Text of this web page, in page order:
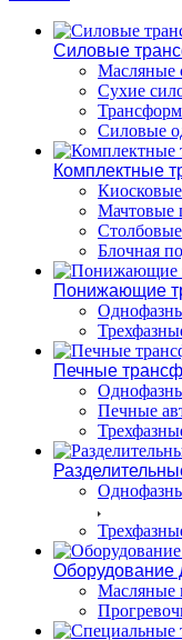
Силовые
Масляные
Сухие
Силовые
Комплектные
Мачтовые
Блочная
Понижающие
Печные
Печные
Оборудование
Масляные